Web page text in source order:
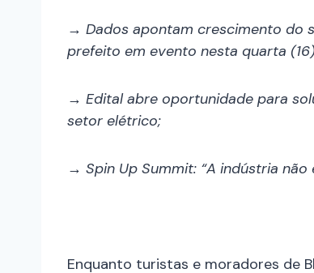
→ Dados apontam crescimento do
prefeito em evento nesta quarta
→ Edital abre oportunidade para
setor elétrico;
→ Spin Up Summit: “A indústria
Enquanto turistas e moradores de